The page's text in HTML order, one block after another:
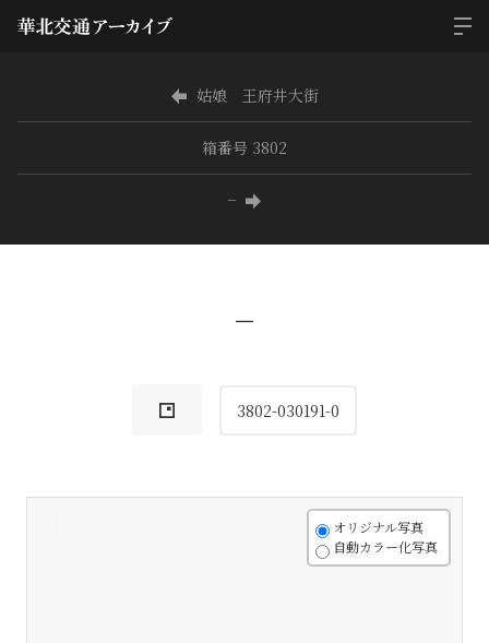
姑娘 王府井大街
箱番号 3802
−
−
3802-030191-0
オリジナル写真
自動カラー化写真